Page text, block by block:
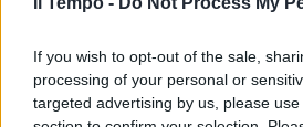
If you wish to opt-out of the sale,
processing of your personal or
targeted advertising by us, please